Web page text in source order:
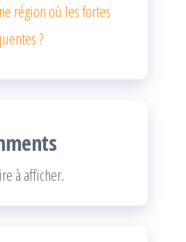
région où les fortes
?
à afficher.